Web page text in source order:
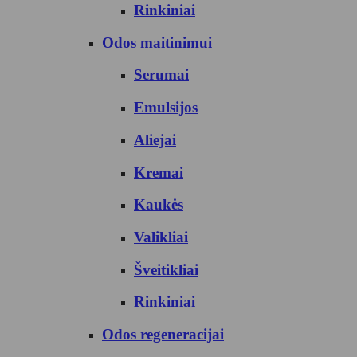
Rinkiniai
Odos maitinimui
Serumai
Emulsijos
Aliejai
Kremai
Kaukės
Valikliai
Šveitikliai
Rinkiniai
Odos regeneracijai